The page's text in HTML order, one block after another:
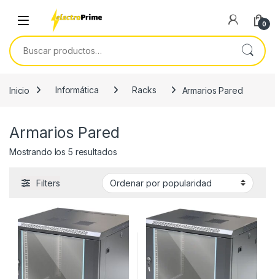
Skip to navigation
Skip to content
0
Buscar por:
Inicio Informática Racks Armarios Pared
Armarios Pared
Mostrando los 5 resultadosOrdenado por popularidad
Filters